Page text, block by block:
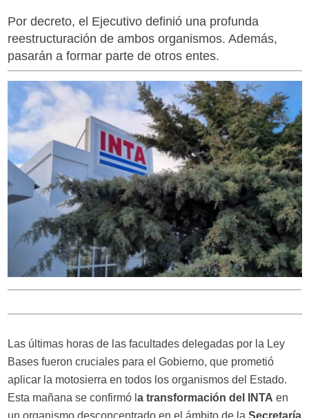
Por decreto, el Ejecutivo definió una profunda
reestructuración de ambos organismos. Además,
pasarán a formar parte de otros entes.
Las últimas horas de las facultades delegadas por la Ley
Bases fueron cruciales para el Gobierno, que prometió
aplicar la motosierra en todos los organismos del Estado.
Esta mañana se confirmó l a transformación del INTA en